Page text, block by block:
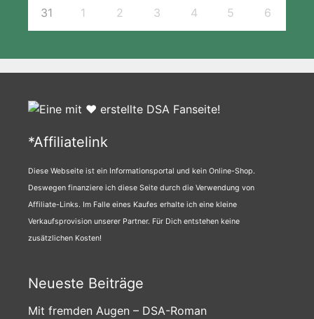
31 1 2 3 4 5 6
*Affiliatelink
Diese Webseite ist ein Informationsportal und kein Online-Shop.
Deswegen finanziere ich diese Seite durch die Verwendung von
Affiliate-Links. Im Falle eines Kaufes erhalte ich eine kleine
Verkaufsprovision unserer Partner. Für Dich entstehen keine
zusätzlichen Kosten!
Neueste Beiträge
Mit fremden Augen – DSA-Roman